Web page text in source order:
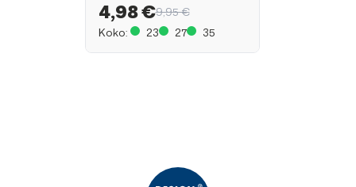
4,98 €9,95 €
Koko:
23 27 35